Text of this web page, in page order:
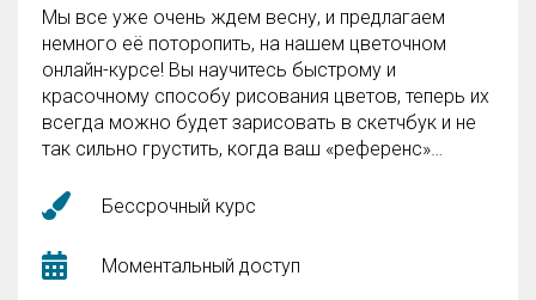
Мы все уже очень ждем весну, и предлагаем
немного её поторопить, на нашем цветочном
онлайн-курсе! Вы научитесь быстрому и
красочному способу рисования цветов, теперь их
всегда можно будет зарисовать в скетчбук и не
так сильно грустить, когда ваш «референс»
Бессрочный курс
Моментальный доступ